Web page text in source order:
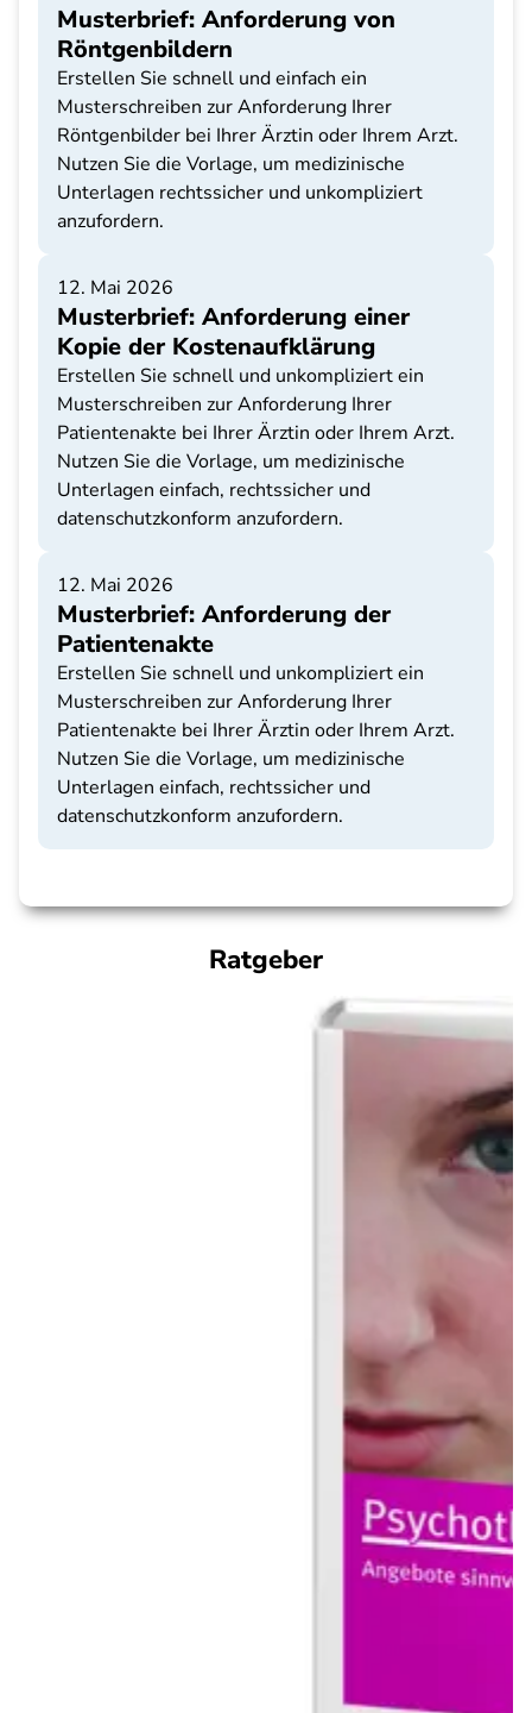
Musterbrief: Anforderung von
Röntgenbildern
Erstellen Sie schnell und einfach ein
Musterschreiben zur Anforderung Ihrer
Röntgenbilder bei Ihrer Ärztin oder Ihrem Arzt.
Nutzen Sie die Vorlage, um medizinische
Unterlagen rechtssicher und unkompliziert
anzufordern.
12. Mai 2026
Musterbrief: Anforderung einer
Kopie der Kostenaufklärung
Erstellen Sie schnell und unkompliziert ein
Musterschreiben zur Anforderung Ihrer
Patientenakte bei Ihrer Ärztin oder Ihrem Arzt.
Nutzen Sie die Vorlage, um medizinische
Unterlagen einfach, rechtssicher und
datenschutzkonform anzufordern.
12. Mai 2026
Musterbrief: Anforderung der
Patientenakte
Erstellen Sie schnell und unkompliziert ein
Musterschreiben zur Anforderung Ihrer
Patientenakte bei Ihrer Ärztin oder Ihrem Arzt.
Nutzen Sie die Vorlage, um medizinische
Unterlagen einfach, rechtssicher und
datenschutzkonform anzufordern.
Ratgeber